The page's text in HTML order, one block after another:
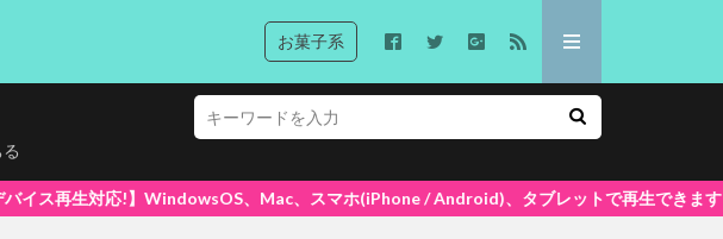
お菓子系
、スマホ(iPhone / Android)、タブレットで再生できます! 大好評ポイントシステム5%還